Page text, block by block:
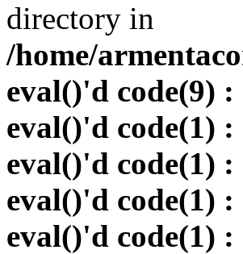
directory in
/home/
eval()'d code(9)
eval()'d code(1)
eval()'d code(1)
eval()'d code(1)
eval()'d code(1)